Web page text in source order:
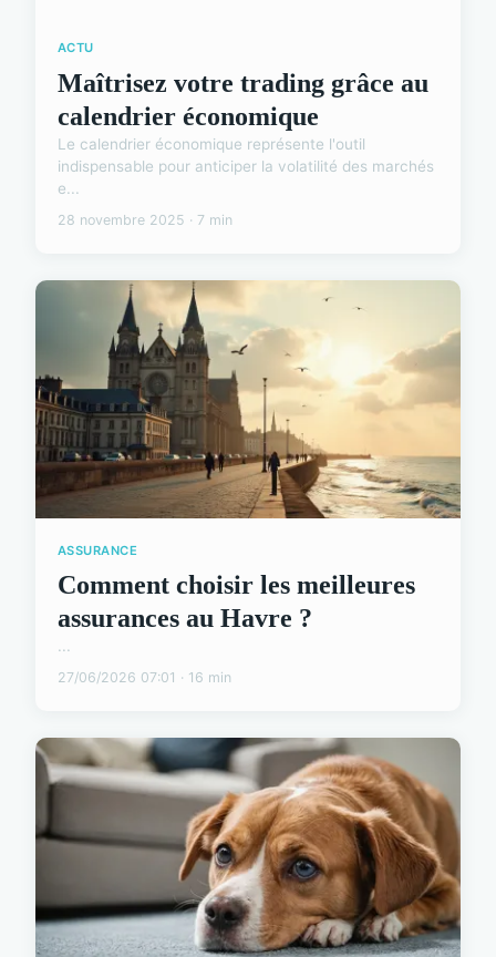
ACTU
Maîtrisez votre trading grâce au
calendrier économique
Le calendrier économique représente l'outil
indispensable pour anticiper la volatilité des marchés
e...
28 novembre 2025 · 7 min
ASSURANCE
Comment choisir les meilleures
assurances au Havre ?
...
27/06/2026 07:01 · 16 min